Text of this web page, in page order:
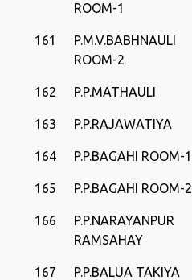
ROOM-1
161
P.M.V.BABHNAULI
ROOM-2
162 P.P.MATHAULI
163 P.P.RAJAWATIYA
164 P.P.BAGAHI ROOM-1
165 P.P.BAGAHI ROOM-2
166
P.P.NARAYANPUR
RAMSAHAY
167 P.P.BALUA TAKIYA